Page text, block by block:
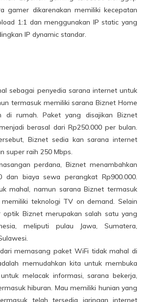
gamer dikarenakan memiliki kecepatan
1:1 dan menggunakan IP static yang
IP dynamic standar.
sebagai penyedia sarana internet untuk
termasuk memiliki sarana Biznet Home
di rumah. Paket yang disajikan Biznet
berasal dari Rp250.000 per bulan.
Biznet sedia kan sarana internet
super raih 250 Mbps.
perdana, Biznet menambahkan
dan biaya sewa perangkat Rp900.000.
mahal, namun sarana Biznet termasuk
teknologi TV on demand. Selain
optik Biznet merupakan salah satu yang
meliputi pulau Jawa, Sumatera,
memasang paket WiFi tidak mahal di
memudahkan kita untuk membuka
melacak informasi, sarana bekerja,
hiburan. Mau memiliki hunian yang
telah tersedia jaringan internet